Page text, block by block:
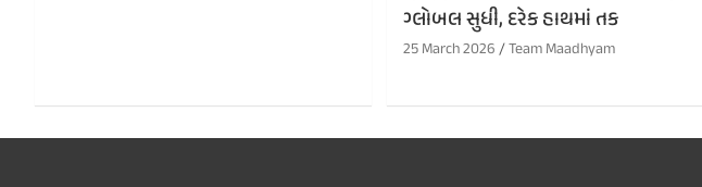
ગ્લોબલ સુધી, દરેક હાથમાં તક
25 March 2026 Team Maadhyam